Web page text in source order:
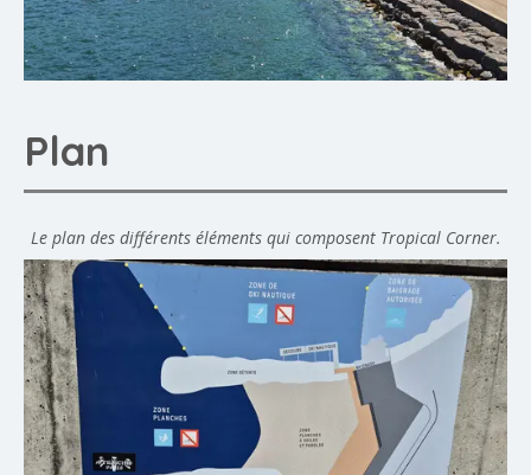
Plan
Le plan des différents éléments qui composent Tropical Corner.